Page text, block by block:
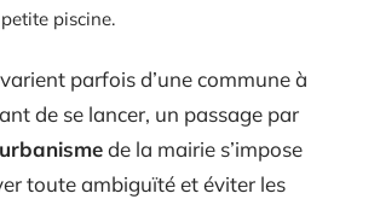
piscine.
parfois d’une commune à
de se lancer, un passage par
de la mairie s’impose
toute ambiguïté et éviter les